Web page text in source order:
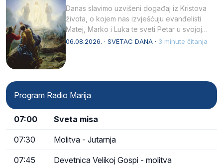
Danas slavimo uzvišeni događaj iz Kristova
života, o kojem nas izvješćuju evanđelisti
Matej, Marko i Luka te sveti Petar u svojoj
drugoj…
06.08.2026. · SVETAC DANA · 3 minute čitanja
Program Radio Marija
07:00 Sveta misa
07:30 Molitva - Jutarnja
07:45 Devetnica Velikoj Gospi - molitva